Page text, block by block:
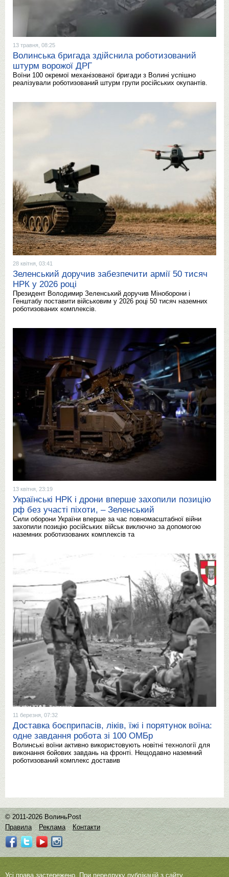
13 травня, 08:25
Волинська бригада здійснила роботизований
штурм ворожої ДРГ
Воїни 100 окремої механізованої бригади з Волині успішно
реалізували роботизований штурм групи російських окупантів.
28 квітня, 03:41
Зеленський доручив забезпечити армії 50 тисяч
НРК у 2026 році
Президент Володимир Зеленський доручив Міноборони і
Генштабу поставити військовим у 2026 році 50 тисяч наземних
роботизованих комплексів.
13 квітня, 23:19
Українські НРК і дрони вперше захопили позицію
рф без участі піхоти, – Зеленський
Сили оборони України вперше за час повномасштабної війни
захопили позицію російських військ виключно за допомогою
наземних роботизованих комплексів та
11 березня, 07:32
Доставка боєприпасів, ліків, їжі і порятунок воїна:
одне завдання робота зі 100 ОМБр
Волинські воїни активно використовують новітні технології для
виконання бойових завдань на фронті. Нещодавно наземний
роботизований комплекс доставив
© 2011-2026 ВолиньPost
Правила
Реклама Контакти
Усі права застережено. При передруку публікацій з сайту